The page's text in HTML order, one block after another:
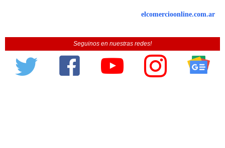
elcomercioonline.com.ar
Seguinos en nuestras redes!